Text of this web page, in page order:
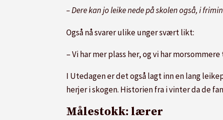
– Dere kan jo leike nede på skolen også, i
Også nå svarer ulike unger svært likt:
– Vi har mer plass her, og vi har
I Utedagen er det også lagt inn en lang
herjer i skogen. Historien fra i vinter da de
Målestokk: lærer